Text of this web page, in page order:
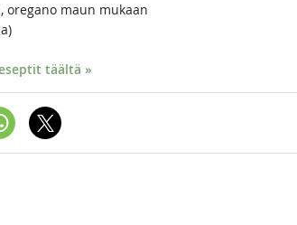
maun mukaan
täältä »